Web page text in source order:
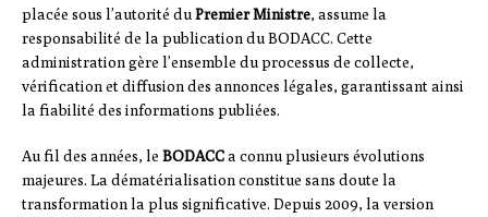
placée sous l’autorité duPremier Ministre, assume la
responsabilité de la publication du BODACC. Cette
administration gère l’ensemble du processus de collecte,
vérification et diffusion des annonces légales, garantissant ainsi
la fiabilité des informations publiées.
Au fil des années, le BODACCa connu plusieurs évolutions
majeures. La dématérialisation constitue sans doute la
transformation la plus significative. Depuis 2009, la version